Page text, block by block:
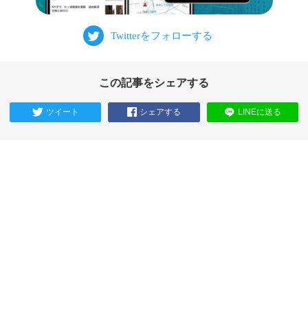
この記事をシェアする
ツイート シェアする LINEに送る